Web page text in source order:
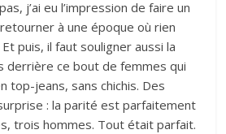
j’ai eu l’impression de faire un
à une époque où rien
Et puis, il faut souligner aussi la
derrière ce bout de femmes qui
top-jeans, sans chichis. Des
: la parité est parfaitement
trois hommes. Tout était parfait.